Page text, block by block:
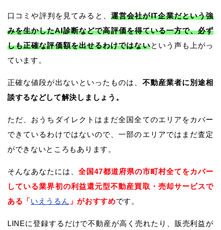
口コミや評判を見てみると、 運営会社がIT企業だという強
みを生かしたAI診断などで高評価を得ている一方で、必ず
しも正確な評価額を出せるわけではないという声も上がっ
ています。
正確な値段が出ないといったものは、 不動産業者に別途相
談するなどして解決しましょう。
ただ、おうちダイレクトはまだ全国全てのエリアをカバー
できているわけではないので、一部のエリアではまだ査定
ができないところもあります。
そんなあなたには、全国47都道府県の市町村全てをカバー
している業界初の利益還元型不動産買取・売却サービスで
ある「いえうるん 」がおすすめです。
LINEに登録するだけで不動産が高く売れたり、販売利益が